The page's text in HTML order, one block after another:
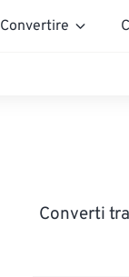
Convertire
Converti